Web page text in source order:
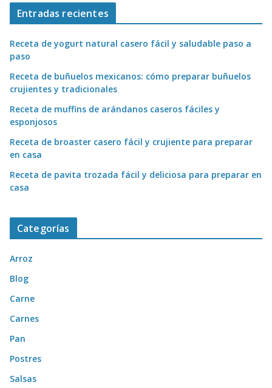
Entradas recientes
Receta de yogurt natural casero fácil y saludable paso a
paso
Receta de buñuelos mexicanos: cómo preparar buñuelos
crujientes y tradicionales
Receta de muffins de arándanos caseros fáciles y
esponjosos
Receta de broaster casero fácil y crujiente para preparar
en casa
Receta de pavita trozada fácil y deliciosa para preparar en
casa
Categorías
Arroz
Blog
Carne
Carnes
Pan
Postres
Salsas